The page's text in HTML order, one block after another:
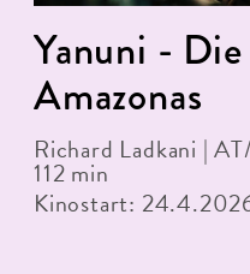
Yanuni -
Amazonas
Richard Ladkani |
112 min
Kinostart: